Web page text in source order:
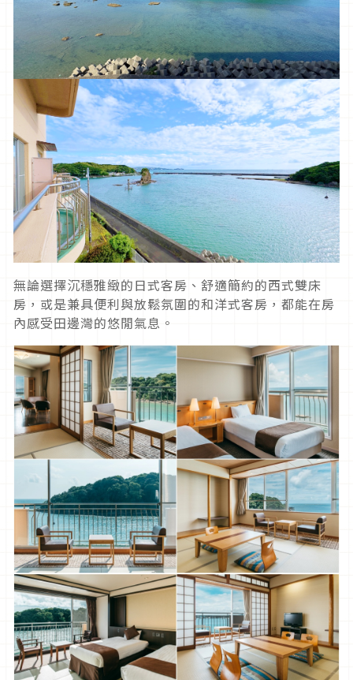
無論選擇沉穩雅緻的日式客房、舒適簡約的西式雙床
房，或是兼具便利與放鬆氛圍的和洋式客房，都能在房
內感受田邊灣的悠閒氣息。